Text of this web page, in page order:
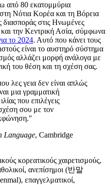
από 80 εκατομμύρια
Νότια Κορέα και τη Βόρεια
διασποράς στις Ηνωμένες
και την Κεντρική Ασία, σύμφωνα
το 2024. Αυτό που κάνει τους
είναι το αυστηρό σύστημα
αλλάζει μορφή ανάλογα με
του θέση και τη σχέση σας.
λες γεια δεν είναι απλώς
μια γραμματική
που επιλέγεις
σου με τον
Language, Cambridge
κορεατικούς χαιρετισμούς,
ανεπίσημοι (반말
επαγγελματικοί,